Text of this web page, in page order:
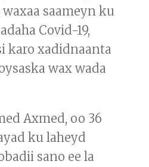
saameyn ku
Covid-19,
karo xadidnaanta
wax wada
Axmed, oo 36
ku laheyd
sano ee la